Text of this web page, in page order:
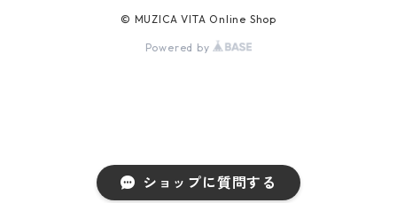
ショップに質問する
© MUZICA VITA Online Shop
Powered by